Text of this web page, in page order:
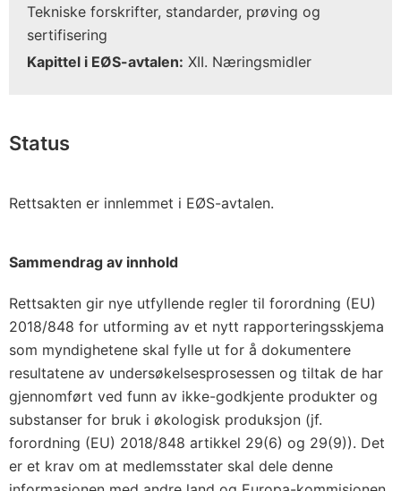
Tekniske forskrifter, standarder, prøving og
sertifisering
Kapittel i EØS-avtalen: XII. Næringsmidler
Status
Rettsakten er innlemmet i EØS-avtalen.
Sammendrag av innhold
Rettsakten gir nye utfyllende regler til forordning (EU)
2018/848 for utforming av et nytt rapporteringsskjema
som myndighetene skal fylle ut for å dokumentere
resultatene av undersøkelsesprosessen og tiltak de har
gjennomført ved funn av ikke-godkjente produkter og
substanser for bruk i økologisk produksjon (jf.
forordning (EU) 2018/848 artikkel 29(6) og 29(9)). Det
er et krav om at medlemsstater skal dele denne